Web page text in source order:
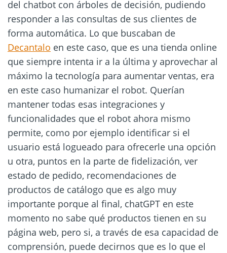
del chatbot con árboles de decisión, pudiendo
responder a las consultas de sus clientes de
forma automática. Lo que buscaban de
Decantalo en este caso, que es una tienda online
que siempre intenta ir a la última y aprovechar al
máximo la tecnología para aumentar ventas, era
en este caso humanizar el robot. Querían
mantener todas esas integraciones y
funcionalidades que el robot ahora mismo
permite, como por ejemplo identificar si el
usuario está logueado para ofrecerle una opción
u otra, puntos en la parte de fidelización, ver
estado de pedido, recomendaciones de
productos de catálogo que es algo muy
importante porque al final, chatGPT en este
momento no sabe qué productos tienen en su
página web, pero si, a través de esa capacidad de
comprensión, puede decirnos que es lo que el